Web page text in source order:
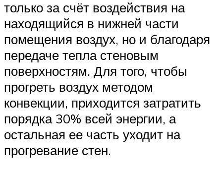
только за счёт воздействия на
находящийся в нижней части
помещения воздух, но и благодаря
передаче тепла стеновым
поверхностям. Для того, чтобы
прогреть воздух методом
конвекции, приходится затратить
порядка 30% всей энергии, а
остальная ее часть уходит на
прогревание стен.